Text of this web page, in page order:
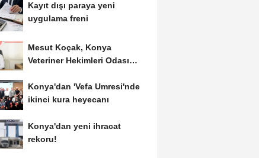
Kayıt dışı paraya yeni
uygulama freni
Mesut Koçak, Konya
Veteriner Hekimleri Odası
Konya'dan 'Vefa Umresi'nde
ikinci kura heyecanı
Konya'dan yeni ihracat
rekoru!